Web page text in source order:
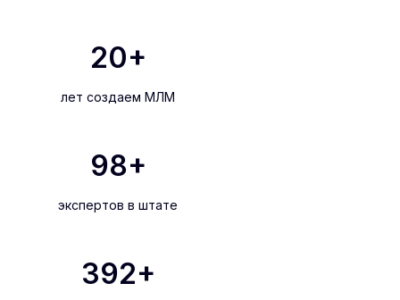
20+
лет создаем МЛМ
100+
экспертов в штате
400+